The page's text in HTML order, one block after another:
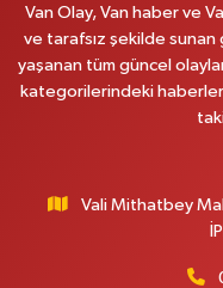
0 (531) 621 69 65
Onay Eczanesi
Yenı Derman
Akdamar Hastanesi Acil
Van Olay, Van haber ve
ve tarafsız şekilde
yaşanan tüm güncel
kategorilerindeki haberleri
Vali Mithatbey